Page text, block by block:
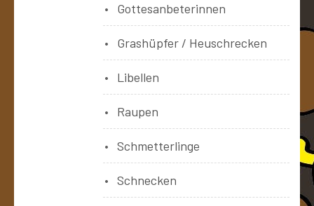
Gottesanbeterinnen
Grashüpfer / Heuschrecken
Libellen
Raupen
Schmetterlinge
Schnecken